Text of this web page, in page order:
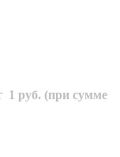
1 руб. (при сумме